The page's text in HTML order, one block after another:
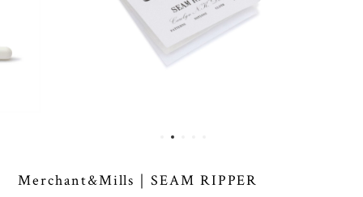
Merchant&Mills｜SEAM RIPPER